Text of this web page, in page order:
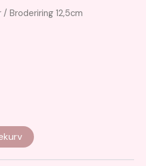
/ Broderiring 12,5cm